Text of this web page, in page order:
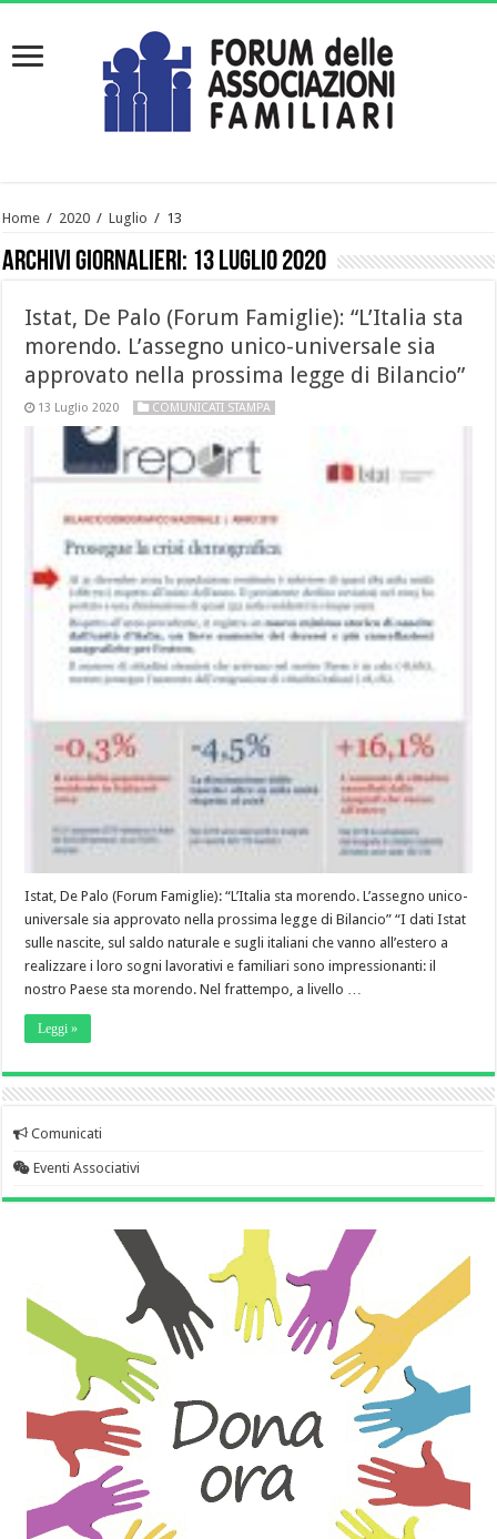
Home / 2020 / Luglio / 13
Archivi giornalieri: 13 Luglio 2020
Istat, De Palo (Forum Famiglie): “L’Italia sta
morendo. L’assegno unico-universale sia
approvato nella prossima legge di Bilancio”
13 Luglio 2020 COMUNICATI STAMPA
Istat, De Palo (Forum Famiglie): “L’Italia sta morendo. L’assegno unico-
universale sia approvato nella prossima legge di Bilancio” “I dati Istat
sulle nascite, sul saldo naturale e sugli italiani che vanno all’estero a
realizzare i loro sogni lavorativi e familiari sono impressionanti: il
nostro Paese sta morendo. Nel frattempo, a livello …
Leggi »
Comunicati
Eventi Associativi